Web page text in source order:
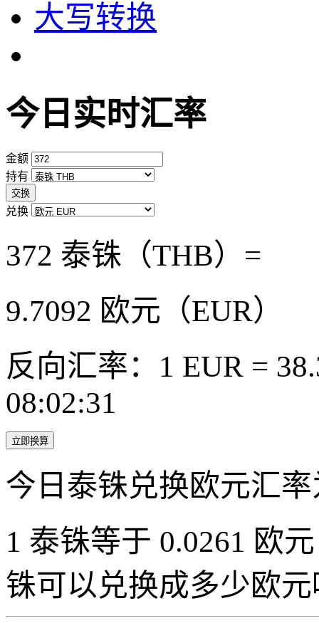
大写转换
今日实时汇率
金额
持有
交换
兑换
372 泰铢（THB）=
9.7092 欧元（EUR）
反向汇率：1 EUR =
08:02:31
立即换算
今日泰铢兑换欧元汇
1 泰铢等于 0.0261 欧
铢可以兑换成多少欧